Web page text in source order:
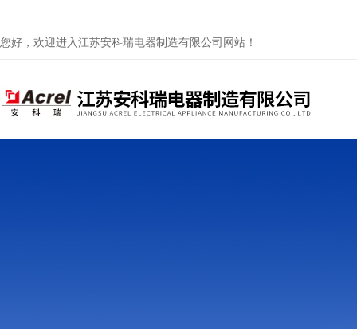
您好，欢迎进入江苏安科瑞电器制造有限公司网站！